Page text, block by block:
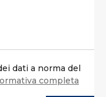
dati a norma del
completa